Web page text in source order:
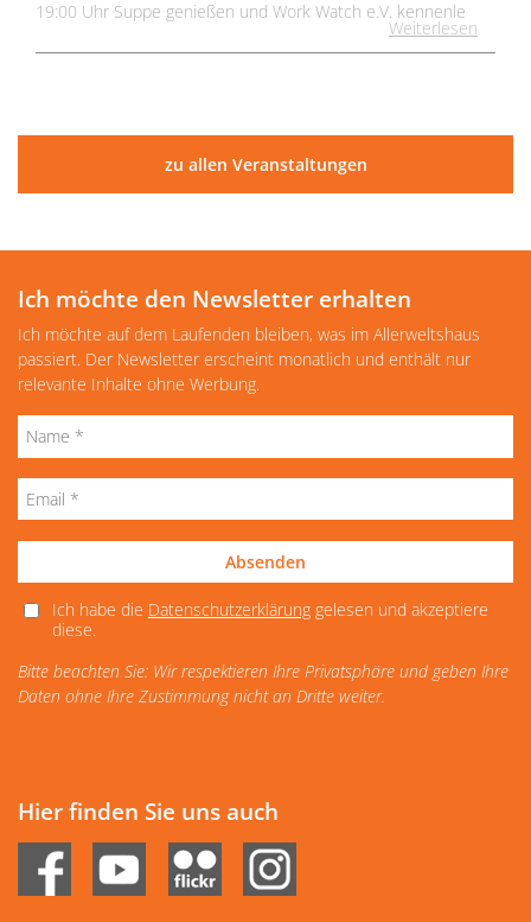
19:00 Uhr Suppe genießen und Work Watch e.V. kennenle
Weiterlesen
zu allen Veranstaltungen
Ich möchte den Newsletter erhalten
Ich möchte auf dem Laufenden bleiben, was im Allerweltshaus
passiert. Der Newsletter erscheint monatlich und enthält nur
relevante Inhalte ohne Werbung.
Absenden
Ich habe die Datenschutzerklärunggelesen und akzeptiere
diese.
Bitte beachten Sie: Wir respektieren Ihre Privatsphäre und geben Ihre
Daten ohne Ihre Zustimmung nicht an Dritte weiter.
Hier finden Sie uns auch